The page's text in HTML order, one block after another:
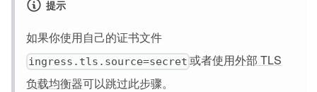
提示
如果你使用自己的证书文件
ingress.tls.source=secret 或者使用外部 TLS
负载均衡器可以跳过此步骤。